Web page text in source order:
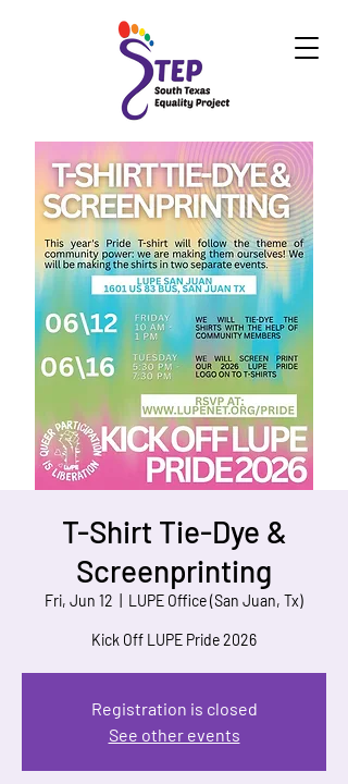
T-Shirt Tie-Dye &
Screenprinting
Fri, Jun 12 LUPE Office (San Juan, Tx)
Kick Off LUPE Pride 2026
Registration is closed
See other events